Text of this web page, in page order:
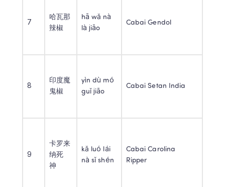
7
哈瓦那
辣椒
hā wǎ nà
là jiāo
Cabai Gendol
8
印度魔
鬼椒
yìn dù mó
guǐ jiāo
Cabai Setan India
9
卡罗来
纳死
神
kǎ luó lái
nà sǐ shén
Cabai Carolina
Ripper